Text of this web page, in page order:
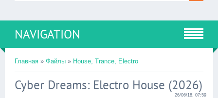
NAVIGATION
Главная » Файлы » House, Trance, Electro
Cyber Dreams: Electro House (2026)
26/06/18, 07:59